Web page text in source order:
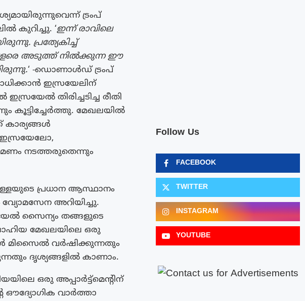
ട്രംപ്
കുറിച്ചു. ‘ഇന്ന് രാവിലെ
പ്രത്യേകിച്ച്
അടുത്ത് നിൽക്കുന്ന ഈ
‘ -ഡൊണാൾഡ് ട്രംപ്
ഇസ്രയേലിന്
തിരിച്ചടിച്ച രീതി
മേഖലയിൽ
കാര്യങ്ങൾ
നടത്തരുതെന്നും
പ്രധാന ആസ്ഥാനം
അറിയിച്ചു.
സൈന്യം തങ്ങളുടെ
മേഖലയിലെ ഒരു
മിസൈൽ വർഷിക്കുന്നതും
ദൃശ്യങ്ങളിൽ കാണാം.
ഒരു അപ്പാർട്ട്മെൻ്റിന്
ഔദ്യോഗിക വാർത്താ
Follow Us
FACEBOOK
TWITTER
INSTAGRAM
YOUTUBE